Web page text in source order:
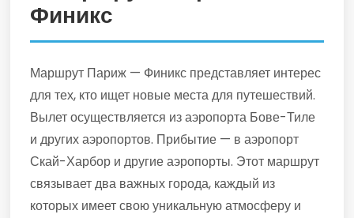
Финикс
Маршрут Париж — Финикс представляет интерес
для тех, кто ищет новые места для путешествий.
Вылет осуществляется из аэропорта Бове-Тиле
и других аэропортов. Прибытие — в аэропорт
Скай-Харбор и другие аэропорты. Этот маршрут
связывает два важных города, каждый из
которых имеет свою уникальную атмосферу и